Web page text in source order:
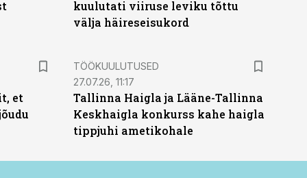
kuulutati viiruse leviku tõttu
välja häireseisukord
et
ST
TÖÖKUULUTUSED
27.07.26, 11:17
Tallinna Haigla ja Lääne-Tallinna
Keskhaigla konkurss kahe haigla
tippjuhi ametikohale